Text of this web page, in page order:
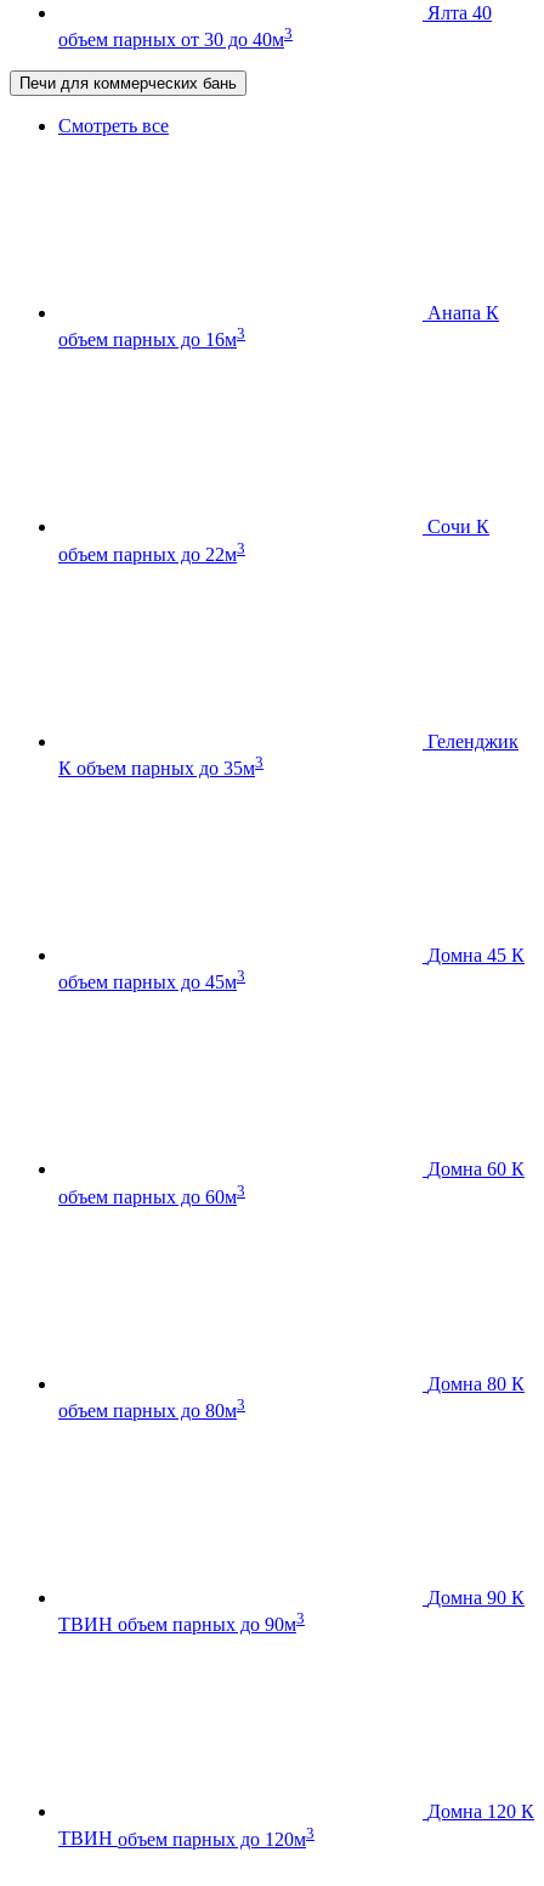
Ялта 40
объем парных от 30 до 40м3
Печи для коммерческих бань
Смотреть все
Анапа К
объем парных до 16м3
Сочи К
объем парных до 22м3
Геленджик
К объем парных до 35м3
Домна 45 К
объем парных до 45м3
Домна 60 К
объем парных до 60м3
Домна 80 К
объем парных до 80м3
Домна 90 К
ТВИН объем парных до 90м3
Домна 120 К
ТВИН объем парных до 120м3